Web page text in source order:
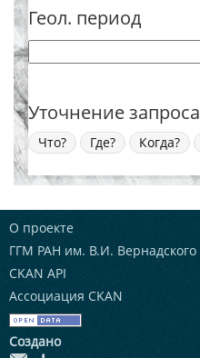
Геол. период
Уточнение запроса
Что? Где? Когда?
О проекте
ГГМ РАН им. В.И. Вернадского
CKAN API
Ассоциация CKAN
Создано